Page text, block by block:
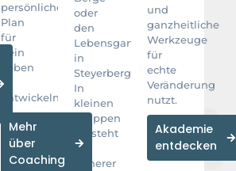
persönlichen
Plan
für
dein
Leben
zu
entwickeln.
Mehr
über
Coaching
oder
den
Lebensgarten
in
Steyerberg.
In
kleinen
Gruppen
entsteht
ein
sicherer
und
ganzheitliche
Werkzeuge
für
echte
Veränderung
nutzt.
Akademie
entdecken